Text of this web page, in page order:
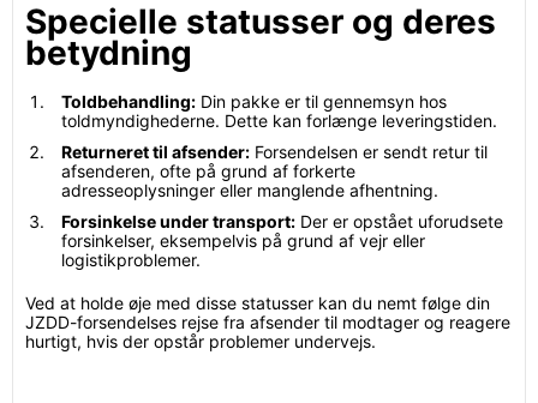
Specielle statusser og deres
betydning
Toldbehandling: Din pakke er til gennemsyn hos
toldmyndighederne. Dette kan forlænge leveringstiden.
Returneret til afsender: Forsendelsen er sendt retur til
afsenderen, ofte på grund af forkerte
adresseoplysninger eller manglende afhentning.
Forsinkelse under transport: Der er opstået uforudsete
forsinkelser, eksempelvis på grund af vejr eller
logistikproblemer.
Ved at holde øje med disse statusser kan du nemt følge din
JZDD-forsendelses rejse fra afsender til modtager og reagere
hurtigt, hvis der opstår problemer undervejs.